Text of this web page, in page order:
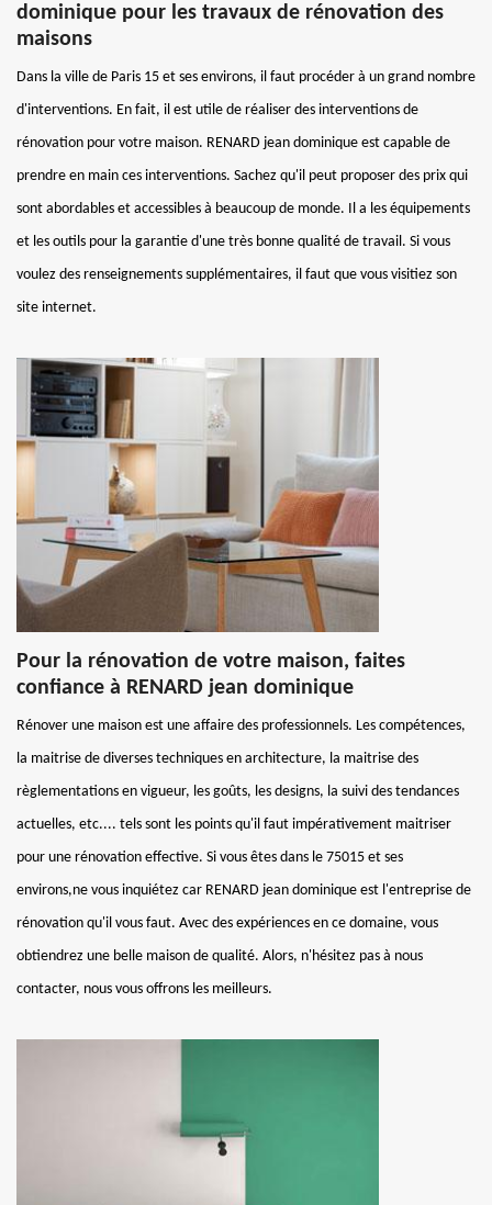
dominique pour les travaux de rénovation des
maisons
Dans la ville de Paris 15 et ses environs, il faut procéder à un grand nombre
d'interventions. En fait, il est utile de réaliser des interventions de
rénovation pour votre maison. RENARD jean dominique est capable de
prendre en main ces interventions. Sachez qu'il peut proposer des prix qui
sont abordables et accessibles à beaucoup de monde. Il a les équipements
et les outils pour la garantie d'une très bonne qualité de travail. Si vous
voulez des renseignements supplémentaires, il faut que vous visitiez son
site internet.
Pour la rénovation de votre maison, faites
confiance à RENARD jean dominique
Rénover une maison est une affaire des professionnels. Les compétences,
la maitrise de diverses techniques en architecture, la maitrise des
règlementations en vigueur, les goûts, les designs, la suivi des tendances
actuelles, etc.... tels sont les points qu'il faut impérativement maitriser
pour une rénovation effective. Si vous êtes dans le 75015 et ses
environs,ne vous inquiétez car RENARD jean dominique est l'entreprise de
rénovation qu'il vous faut. Avec des expériences en ce domaine, vous
obtiendrez une belle maison de qualité. Alors, n'hésitez pas à nous
contacter, nous vous offrons les meilleurs.